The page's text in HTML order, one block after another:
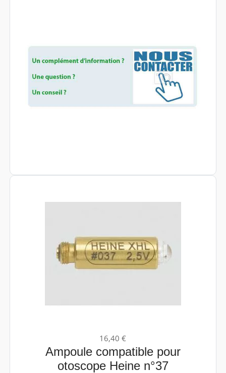
16,40 €
Ampoule compatible pour
otoscope Heine n°37